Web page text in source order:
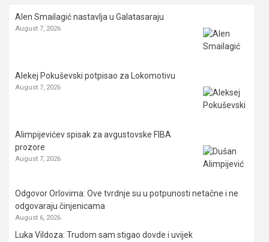
Alen Smailagić nastavlja u Galatasaraju
August 7, 2026
Alekej Pokuševski potpisao za Lokomotivu
August 7, 2026
Alimpijevićev spisak za avgustovske FIBA
prozore
August 7, 2026
Odgovor Orlovima: ​Ove tvrdnje su u potpunosti netačne i ne
odgovaraju činjenicama
August 6, 2026
Luka Vildoza: Trudom sam stigao dovde i uvijek